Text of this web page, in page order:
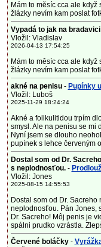
Mám to měsíc cca ale
žlázky nevím kam poslat
Vypadá to jak na bradavici
Vložil: Vladislav
2026-04-13 17:54:25
Mám to měsíc cca ale
žlázky nevím kam poslat
akné na penisu- Pupínky
Vložil: Luboš
2025-11-29 18:24:24
Akné a folikulitidou trpím
smysl. Ale na penisu se mi
Nyní jsem se dlouho
pupínek s lehce červeným
Dostal som od Dr.
s neplodnosťou.-
Vložil: Jones
2025-08-15 14:55:53
Dostal som od Dr.
neplodnosťou. Pán Jones,
Dr. Sacreho! Môj penis je
spálni prudko vzrástla.
Červené boláčky -